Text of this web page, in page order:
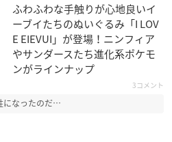
ふわふわな手触りが心地良いイ
ーブイたちのぬいぐるみ「I LOV
E EIEVUI」が登場！ニンフィア
やサンダースたち進化系ポケモ
ンがラインナップ
3コメント
になったのだ…